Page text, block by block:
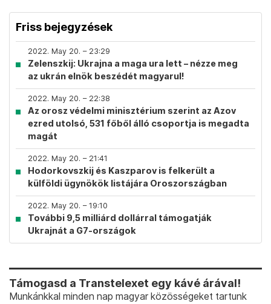
Friss bejegyzések
2022. May 20. – 23:29
Zelenszkij: Ukrajna a maga ura lett – nézze meg
az ukrán elnök beszédét magyarul!
2022. May 20. – 22:38
Az orosz védelmi minisztérium szerint az Azov
ezred utolsó, 531 főből álló csoportja is megadta
magát
2022. May 20. – 21:41
Hodorkovszkij és Kaszparov is felkerült a
külföldi ügynökök listájára Oroszországban
2022. May 20. – 19:10
További 9,5 milliárd dollárral támogatják
Ukrajnát a G7-országok
Támogasd a Transtelexet egy kávé árával!
Munkánkkal minden nap magyar közösségeket tartunk